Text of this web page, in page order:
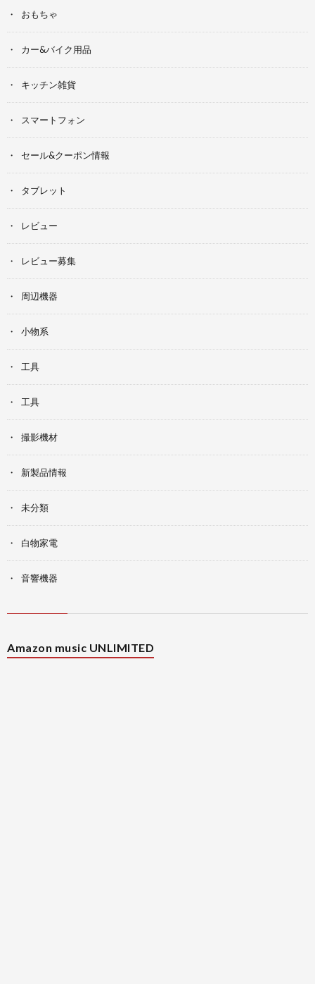
おもちゃ
カー&バイク用品
キッチン雑貨
スマートフォン
セール&クーポン情報
タブレット
レビュー
レビュー募集
周辺機器
小物系
工具
工具
撮影機材
新製品情報
未分類
白物家電
音響機器
Amazon music UNLIMITED